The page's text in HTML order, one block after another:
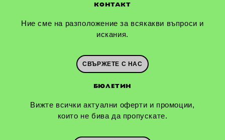
КОНТАКТ
Ние сме на разположение за всякакви въпроси и
искания.
СВЪРЖЕТЕ С НАС
БЮЛЕТИН
Вижте всички актуални оферти и промоции,
които не бива да пропускате.